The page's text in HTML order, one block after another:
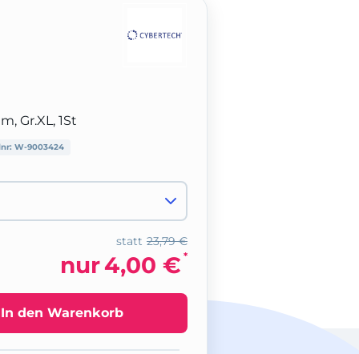
Gr.XL, 1St
W-9003424
23,79 €
statt
nur4,00 € *
In den Warenkorb